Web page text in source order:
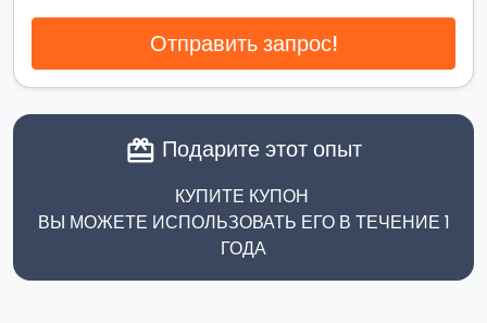
Отправить запрос!
card_giftcard Подарите этот опыт
КУПИТЕ КУПОН
ВЫ МОЖЕТЕ ИСПОЛЬЗОВАТЬ ЕГО В ТЕЧЕНИЕ 1
ГОДА